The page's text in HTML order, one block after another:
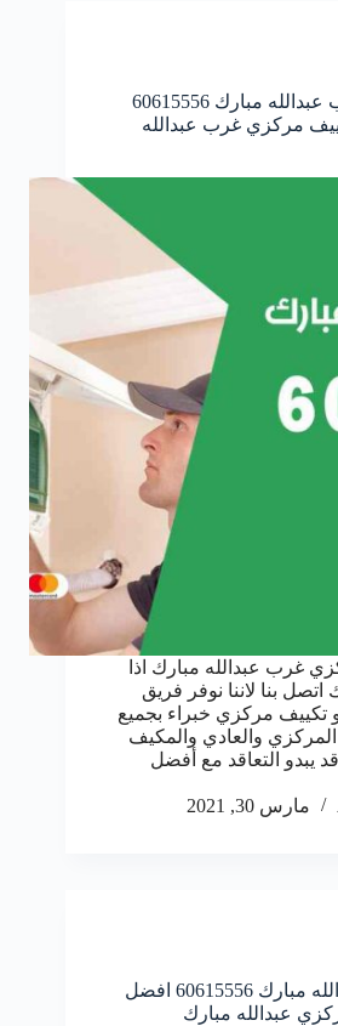
فني صيانة تكييف غرب عبدالله مبارك 60615556
مركزي غرب عبدالله
غرب عبدالله مبارك اذا
بنا لاننا نوفر فريق
تكييف مركزي خبراء بجميع
المركزي والعادي والمكيف
يبدو التعاقد مع أفضل
مارس 30, 2021
فني صيانة تكييف عبدالله مبارك 60615556 افضل
عبدالله مبارك